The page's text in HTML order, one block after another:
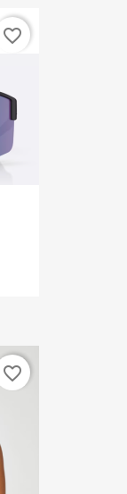
favorite_border
favorite_border